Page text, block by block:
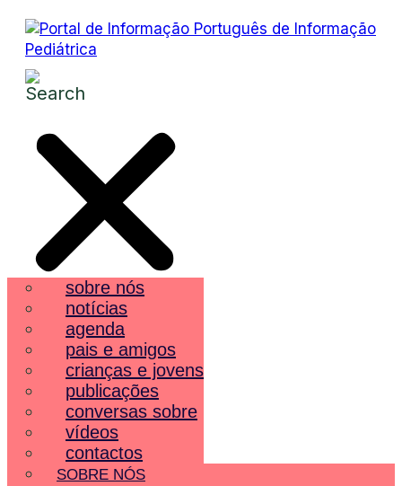
sobre nós
notícias
agenda
pais e amigos
crianças e jovens
publicações
conversas sobre
vídeos
contactos
SOBRE NÓS